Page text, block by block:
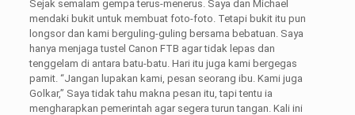
Sejak semalam gempa terus-menerus. Saya dan Michael
mendaki bukit untuk membuat foto-foto. Tetapi bukit itu pun
longsor dan kami berguling-guling bersama bebatuan. Saya
hanya menjaga tustel Canon FTB agar tidak lepas dan
tenggelam di antara batu-batu. Hari itu juga kami bergegas
pamit. “Jangan lupakan kami, pesan seorang ibu. Kami juga
Golkar,” Saya tidak tahu makna pesan itu, tapi tentu ia
mengharapkan pemerintah agar segera turun tangan. Kali ini